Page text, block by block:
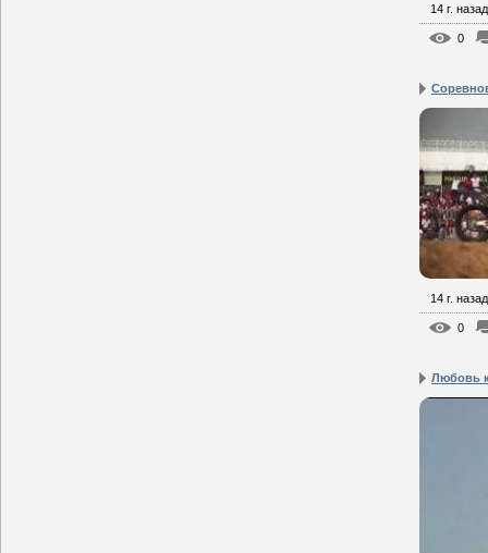
14 г. назад
0
14 г. назад
0
Любовь